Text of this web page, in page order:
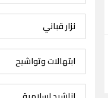
نزار قباني
ابتهالات وتواشيح